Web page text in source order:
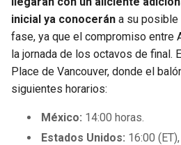
inicial ya conocerán a su posible
fase, ya que el compromiso entre
la jornada de los octavos de final.
Place de Vancouver, donde el
siguientes horarios:
México: 14:00 horas.
Estados Unidos: 16:00